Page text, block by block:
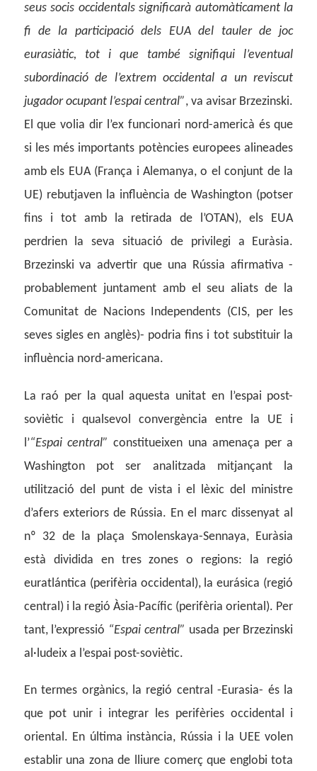
seus socis occidentals significarà automàticament la
fi de la participació dels EUA del tauler de joc
eurasiàtic, tot i que també signifiqui l’eventual
subordinació de l’extrem occidental a un reviscut
jugador ocupant l’espai central”, va avisar Brzezinski.
El que volia dir l’ex funcionari nord-americà és que
si les més importants potències europees alineades
amb els EUA (França i Alemanya, o el conjunt de la
UE) rebutjaven la influència de Washington (potser
fins i tot amb la retirada de l’OTAN), els EUA
perdrien la seva situació de privilegi a Euràsia.
Brzezinski va advertir que una Rússia afirmativa -
probablement juntament amb el seu aliats de la
Comunitat de Nacions Independents (CIS, per les
seves sigles en anglès)- podria fins i tot substituir la
influència nord-americana.
La raó per la qual aquesta unitat en l’espai post-
soviètic i qualsevol convergència entre la UE i
l’“Espai central” constitueixen una amenaça per a
Washington pot ser analitzada mitjançant la
utilització del punt de vista i el lèxic del ministre
d’afers exteriors de Rússia. En el marc dissenyat al
nº 32 de la plaça Smolenskaya-Sennaya, Euràsia
està dividida en tres zones o regions: la regió
euratlántica (perifèria occidental), la eurásica (regió
central) i la regió Àsia-Pacífic (perifèria oriental). Per
tant, l’expressió “Espai central” usada per Brzezinski
al·ludeix a l’espai post-soviètic.
En termes orgànics, la regió central -Eurasia- és la
que pot unir i integrar les perifèries occidental i
oriental. En última instància, Rússia i la UEE volen
establir una zona de lliure comerç que englobi tota